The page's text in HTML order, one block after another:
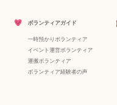
ボランティアガイド
一時預かりボランティア
イベント運営ボランティア
運搬ボランティア
ボランティア経験者の声